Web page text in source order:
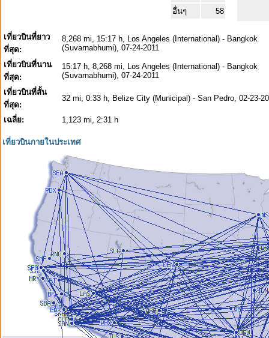
อื่นๆ 58
เที่ยวบินที่ยาว
ที่สุด:
8,268 mi, 15:17 h, Los Angeles (International) - Bangkok
(Suvarnabhumi), 07-24-2011
เที่ยวบินที่นาน
ที่สุด:
15:17 h, 8,268 mi, Los Angeles (International) - Bangkok
(Suvarnabhumi), 07-24-2011
เที่ยวบินที่สั้น
ที่สุด:
32 mi, 0:33 h, Belize City (Municipal) - San Pedro, 02-23-
เฉลี่ย: 1,123 mi, 2:31 h
เที่ยวบินภายในประเทศ